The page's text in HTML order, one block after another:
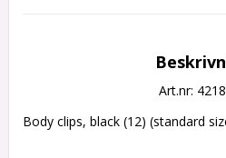
Art.nr:
Body clips, black (12) (standard